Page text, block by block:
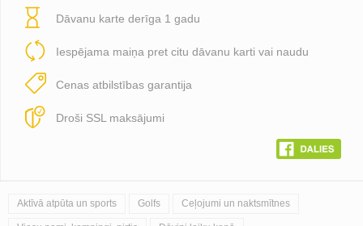
Dāvanu karte derīga 1 gadu
Iespējama maiņa pret citu dāvanu karti vai naudu
Cenas atbilstības garantija
Droši SSL maksājumi
Aktīvā atpūta un sports Golfs Ceļojumi un naktsmītnes